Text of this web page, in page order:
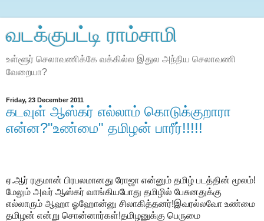
வடக்குபட்டி ராம்சாமி
உள்ளூர் செலாவணிக்கே வக்கில்ல இதுல அந்நிய செலாவணி
வேறையா?
Friday, 23 December 2011
கடவுள் ஆஸ்கர் எல்லாம் கொடுக்குறாரா
என்ன?"உண்மை" தமிழன் பாரீர்!!!!!
ஏ.ஆர் ரகுமான் பிரபலமானது ரோஜா என்னும் தமிழ் படத்தின் மூலம்!
மேலும் அவர் ஆஸ்கர் வாங்கியபோது தமிழில் பேசுனதுக்கு
எல்லாரும் ஆஹா ஓஹோன்னு சிலாகித்தனர்!இவரல்லவோ உண்மை
தமிழன் என்று சொன்னார்கள்!தமிழனுக்கு பெருமை